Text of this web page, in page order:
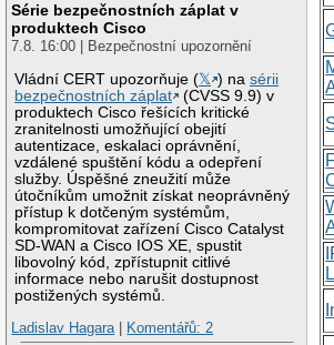
Série bezpečnostních záplat v
produktech Cisco
7.8. 16:00 | Bezpečnostní upozornění
Vládní CERT upozorňuje (𝕏 ) nasérii
bezpečnostních záplat
(CVSS 9.9) v
produktech Cisco řešících kritické
zranitelnosti umožňující obejití
autentizace, eskalaci oprávnění,
vzdálené spuštění kódu a odepření
služby. Úspěšné zneužití může
útočníkům umožnit získat neoprávněný
přístup k dotčeným systémům,
kompromitovat zařízení Cisco Catalyst
SD-WAN a Cisco IOS XE, spustit
libovolný kód, zpřístupnit citlivé
informace nebo narušit dostupnost
postižených systémů.
Ladislav Hagara| Komentářů: 2